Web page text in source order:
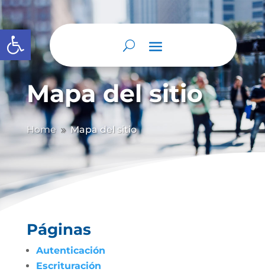
Abrir barra de herramientas
Mapa del sitio
Home 9 Mapa del sitio
Páginas
Autenticación
Escrituración